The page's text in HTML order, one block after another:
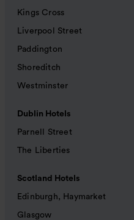
Kings Cross
Liverpool Street
Paddington
Shoreditch
Westminster
Dublin Hotels
Parnell Street
The Liberties
Scotland Hotels
Edinburgh, Haymarket
Glasgow